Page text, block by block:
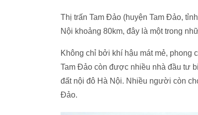
Thị trấn Tam Đảo (huyện Tam Đảo, tỉnh
Nội khoảng 80km, đây là một trong
Không chỉ bởi khí hậu mát mẻ, phong
Tam Đảo còn được nhiều nhà đầu tư
đất nội đô Hà Nội. Nhiều người còn
Đảo.